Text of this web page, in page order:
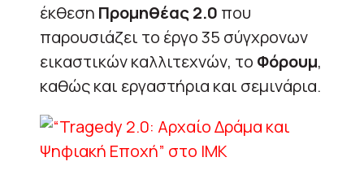
έκθεση Προμηθέας2.0 που
παρουσιάζει το έργο 35 σύγχρονων
εικαστικών καλλιτεχνών, το Φόρουμ,
καθώς και εργαστήρια και σεμινάρια.